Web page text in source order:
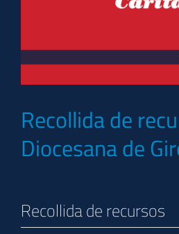
Recollida de
Diocesana de
Recollida de recursos